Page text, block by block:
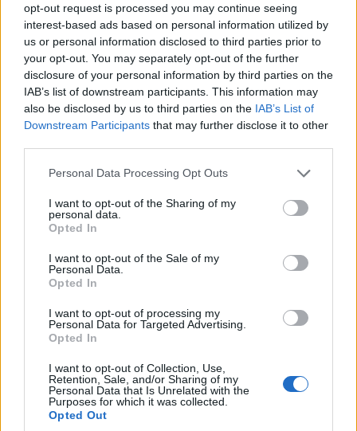
opt-out request is processed you may continue seeing
interest-based ads based on personal information utilized by
us or personal information disclosed to third parties prior to
your opt-out. You may separately opt-out of the further
disclosure of your personal information by third parties on the
IAB’s list of downstream participants. This information may
also be disclosed by us to third parties on the IAB’s List of
Downstream Participants that may further disclose it to other
Please note that this website/app uses one or more Google
not limited to your visit or usage behaviour. You may click to
grant or deny consent to Google and its third-party tags to
use your data for below specified purposes in below Google
consent section.
Personal Data Processing Opt Outs
I want to opt-out of the Sharing of my
personal data.
Opted In
I want to opt-out of the Sale of my
Personal Data.
Opted In
I want to opt-out of processing my
Personal Data for Targeted Advertising.
Opted In
I want to opt-out of Collection, Use,
Retention, Sale, and/or Sharing of my
Personal Data that Is Unrelated with the
Purposes for which it was collected.
Opted Out
Una puerta de entrada al resto de Outer Banks y toda
la diversión al aire libre que tiene lugar allí, que
incluye navegar, explorar pantanos en bote y pescar
en el mar, también hay algunas recompensas
naturales privilegiadas ubicadas en Kitty Hawk. Los
humedales de la Reserva Costera deKitty Hawk
son perfectos para montar a caballo, andar en
6. New Bern